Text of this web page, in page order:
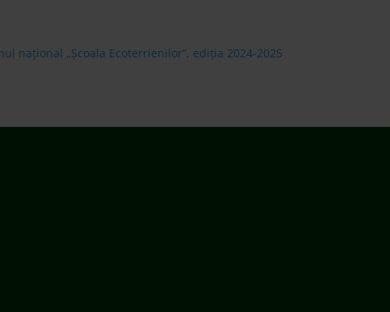
național „Școala Ecoterrienilor”, ediția 2024-2025